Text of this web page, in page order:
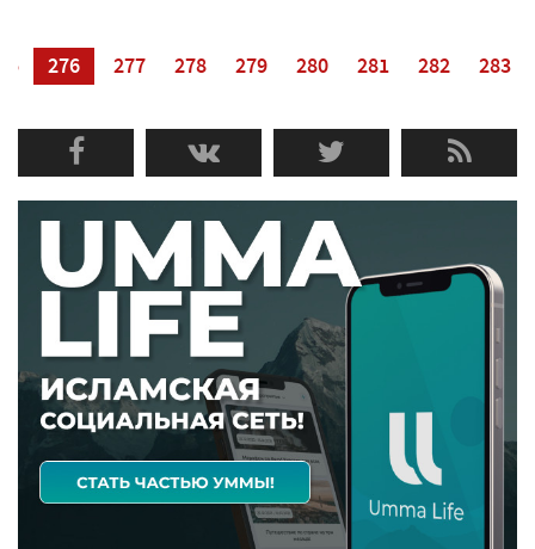
276 277 278 279 280 281 282 283